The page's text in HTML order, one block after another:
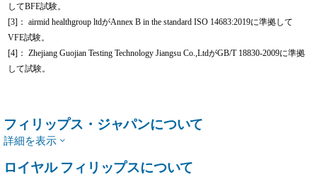
してBFE試験。
[3]： airmid healthgroup ltdがAnnex B in the standard ISO 14683:2019に準拠して
VFE試験。
[4]： Zhejiang Guojian Testing Technology Jiangsu Co.,LtdがGB/T 18830-2009に準拠
して試験。
フィリップス・ジャパンについて
詳細を表示
ロイヤル フィリップスについて